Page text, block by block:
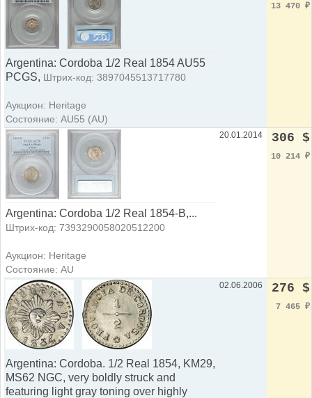
Argentina: Cordoba 1/2 Real 1854 AU55
PCGS, Штрих-код: 3897045513717780
Аукцион: Heritage
Состояние: AU55 (AU)
13 470 ₽
Argentina: Cordoba 1/2 Real 1854-B,...
Штрих-код: 7393290058020512200
Аукцион: Heritage
Состояние: AU
20.01.2014 306 $
10 214 ₽
Argentina: Cordoba. 1/2 Real 1854, KM29,
MS62 NGC, very boldly struck and
featuring light gray toning over highly
02.06.2006 276 $
7 465 ₽